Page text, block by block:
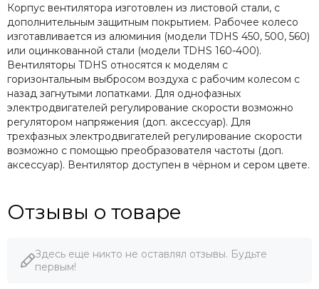
Корпус вентилятора изготовлен из листовой стали, с
дополнительным защитным покрытием. Рабочее колесо
изготавливается из алюминия (модели TDHS 450, 500, 560)
или оцинкованной стали (модели TDHS 160-400).
Вентиляторы TDHS относятся к моделям с
горизонтальным выбросом воздуха с рабочим колесом с
назад загнутыми лопатками. Для однофазных
электродвигателей регулирование скорости возможно
регулятором напряжения (доп. аксессуар). Для
трехфазных электродвигателей регулирование скорости
возможно с помощью преобразователя частоты (доп.
аксессуар). Вентилятор доступен в чёрном и сером цвете.
Отзывы о товаре
Здесь еще никто не оставлял отзывы. Будьте
первым!